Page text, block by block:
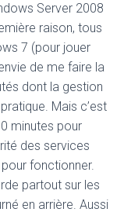
Server 2008
raison, tous
7 (pour jouer
de me faire la
dont la gestion
Mais c’est
minutes pour
des services
fonctionner.
partout sur les
en arrière. Aussi